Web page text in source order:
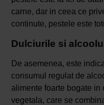
carne, dar in ceea ce
continute, pestele este
Dulciurile si
De asemenea, este
consumul regulat de
alimente foarte bogate
vegetala, care se